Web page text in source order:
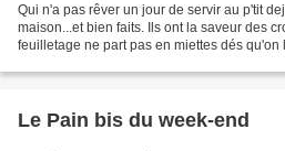
Qui n'a pas rêver un jour de servir au p'tit
maison...et bien faits. Ils ont la saveur des
feuilletage ne part pas en miettes dés qu'on
Le Pain bis du week-end